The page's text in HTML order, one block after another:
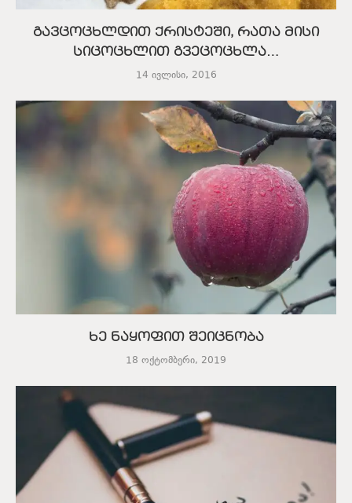
გავცოცხლდით ქრისტეში, რათა მისი
სიცოცხლით გვეცოცხლა…
14 ივლისი, 2016
ხე ნაყოფით შეიცნობა
18 ოქტომბერი, 2019